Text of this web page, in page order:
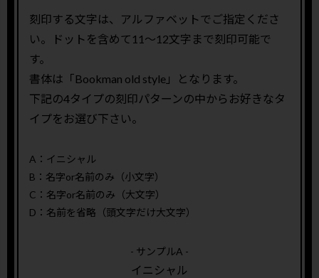
刻印する文字は、アルファベットでご指定くださ
い。ドットを含めて11〜12文字まで刻印可能で
す。
書体は「Bookman old style」となります。
下記の4タイプの刻印パターンの中からお好きなタ
イプをお選び下さい。
A：イニシャル
B：名字or名前のみ（小文字）
C：名字or名前のみ（大文字）
D：名前を省略（頭文字だけ大文字）
- サンプルA -
イニシャル